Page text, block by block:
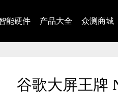
能硬件 产品大全 众测商城
谷歌大屏王牌